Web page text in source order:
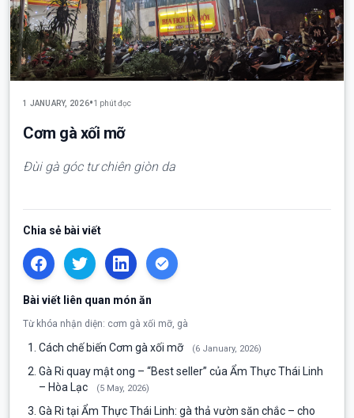
1 JANUARY, 2026•1 phút đọc
Cơm gà xối mỡ
Đùi gà góc tư chiên giòn da
Chia sẻ bài viết
Bài viết liên quan món ăn
Từ khóa nhận diện: cơm gà xối mỡ, gà
Cách chế biến Cơm gà xối mỡ (6 January, 2026)
Gà Ri quay mật ong – “Best seller” của Ẩm Thực Thái Linh
– Hòa Lạc
(5 May, 2026)
Gà Ri tại Ẩm Thực Thái Linh: gà thả vườn săn chắc – cho